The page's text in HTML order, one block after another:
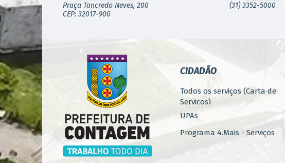
Praça Tancredo Neves, 200
CEP: 32017-900
(31) 3352-5000
CIDADÃO
Todos os serviços (Carta de
Serviços)
UPAs
Programa 4.Mais - Serviços